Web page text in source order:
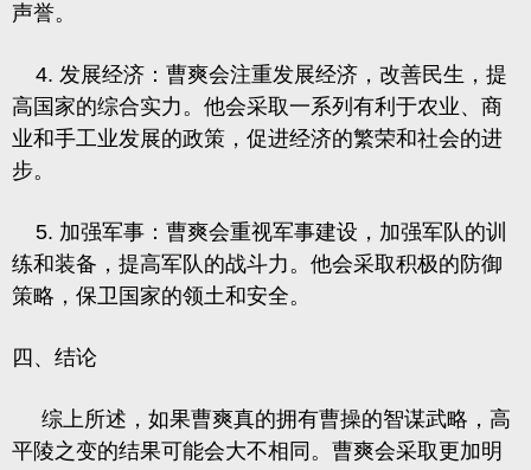
声誉。
4. 发展经济：曹爽会注重发展经济，改善民生，提
高国家的综合实力。他会采取一系列有利于农业、商
业和手工业发展的政策，促进经济的繁荣和社会的进
步。
5. 加强军事：曹爽会重视军事建设，加强军队的训
练和装备，提高军队的战斗力。他会采取积极的防御
策略，保卫国家的领土和安全。
四、结论
综上所述，如果曹爽真的拥有曹操的智谋武略，高
平陵之变的结果可能会大不相同。曹爽会采取更加明